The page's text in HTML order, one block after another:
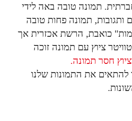
תמונה טובה באה לידי
ותגובות, תמונה פחות טובה
כואבת, הרשת אכזרית אך
ציוץ עם תמונה זוכה
להתאים את התמונות שלנו